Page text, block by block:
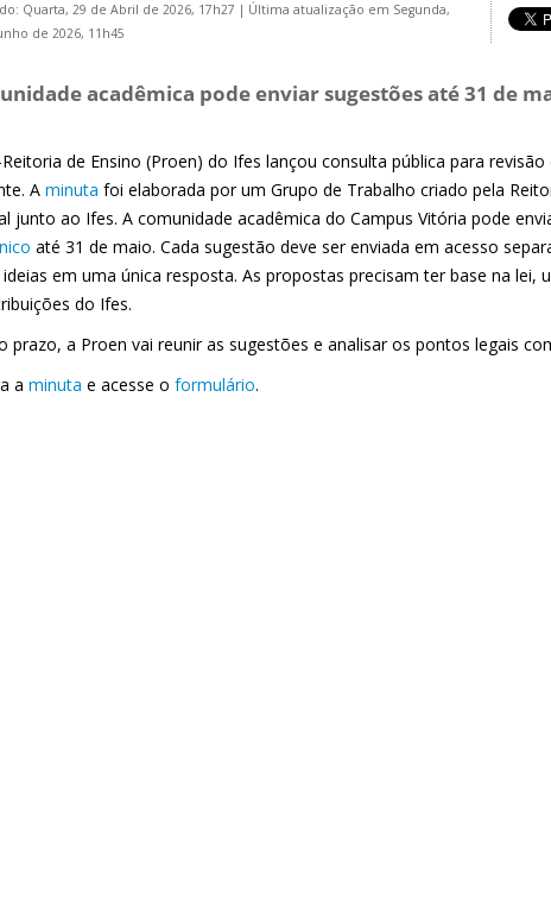
Quarta, 29 de Abril de 2026, 17h27 | Última atualização em Segunda,
de 2026, 11h45
acadêmica pode enviar sugestões até 31 de
de Ensino (Proen) do Ifes lançou consulta pública para
A minuta foi elaborada por um Grupo de Trabalho criado pela
junto ao Ifes. A comunidade acadêmica do Campus Vitória pode
até 31 de maio. Cada sugestão deve ser enviada em acesso
em uma única resposta. As propostas precisam ter base na lei,
do Ifes.
prazo, a Proen vai reunir as sugestões e analisar os pontos legais
a minuta e acesse o formulário.